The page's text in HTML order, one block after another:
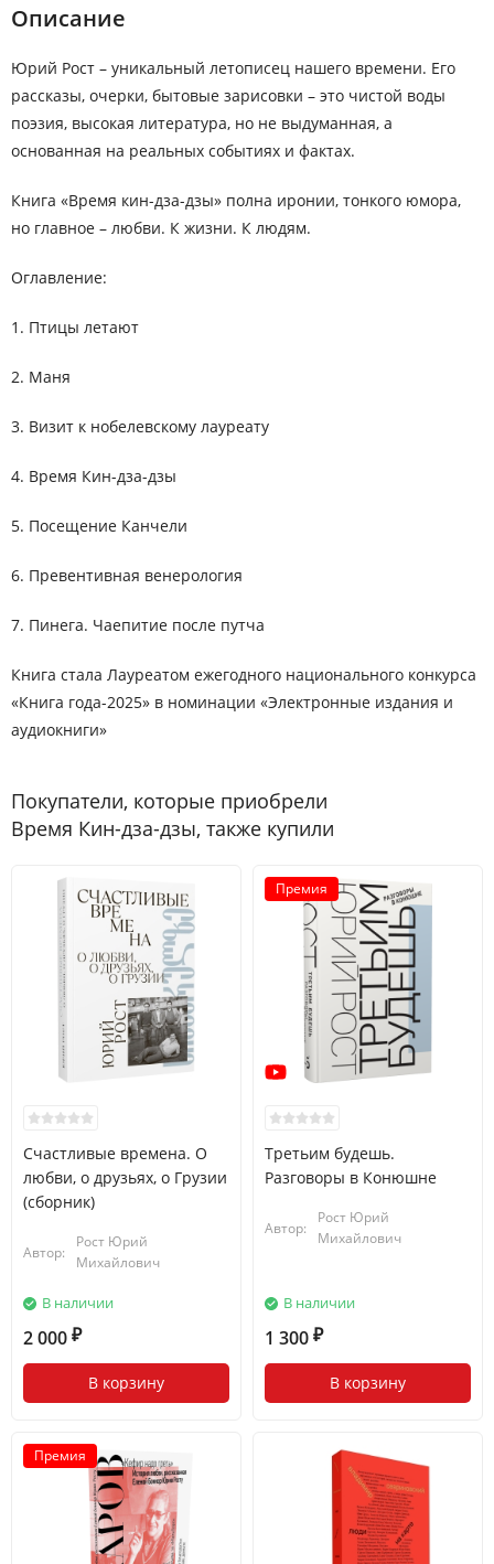
Описание
Юрий Рост – уникальный летописец нашего времени. Его
рассказы, очерки, бытовые зарисовки – это чистой воды
поэзия, высокая литература, но не выдуманная, а
основанная на реальных событиях и фактах.
Книга «Время кин-дза-дзы» полна иронии, тонкого юмора,
но главное – любви. К жизни. К людям.
Оглавление:
1. Птицы летают
2. Маня
3. Визит к нобелевскому лауреату
4. Время Кин-дза-дзы
5. Посещение Канчели
6. Превентивная венерология
7. Пинега. Чаепитие после путча
Книга стала Лауреатом ежегодного национального конкурса
«Книга года-2025» в номинации «Электронные издания и
аудиокниги»
Покупатели, которые приобрели
Время Кин-дза-дзы, также купили
Счастливые времена. О
любви, о друзьях, о Грузии
(сборник)
Автор:
Рост Юрий
Михайлович
В наличии
2 000 ₽
В корзину
Премия
Третьим будешь.
Разговоры в Конюшне
Автор:
Рост Юрий
Михайлович
В наличии
1 300 ₽
В корзину
Премия